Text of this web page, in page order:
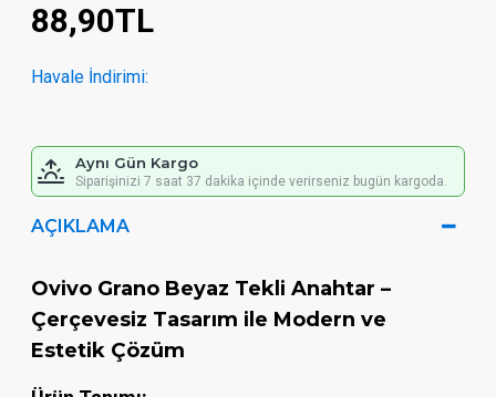
88,90TL
Havale İndirimi:
Aynı Gün Kargo
Siparişinizi 7 saat 37 dakika içinde verirseniz bugün kargoda.
AÇIKLAMA
Ovivo Grano Beyaz Tekli Anahtar –
Çerçevesiz Tasarım ile Modern ve
Estetik Çözüm